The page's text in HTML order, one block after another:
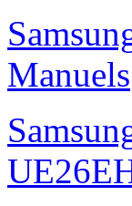
Manuels